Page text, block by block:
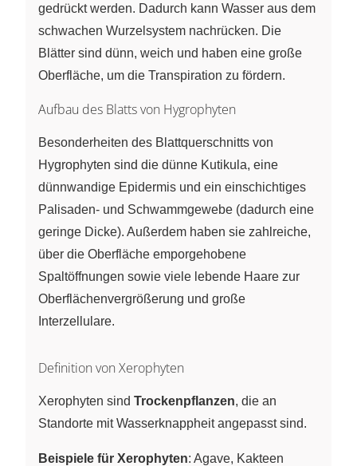
gedrückt werden. Dadurch kann Wasser aus dem
schwachen Wurzelsystem nachrücken. Die
Blätter sind dünn, weich und haben eine große
Oberfläche, um die Transpiration zu fördern.
Aufbau des Blatts von Hygrophyten
Besonderheiten des Blattquerschnitts von
Hygrophyten sind die dünne Kutikula, eine
dünnwandige Epidermis und ein einschichtiges
Palisaden- und Schwammgewebe (dadurch eine
geringe Dicke). Außerdem haben sie zahlreiche,
über die Oberfläche emporgehobene
Spaltöffnungen sowie viele lebende Haare zur
Oberflächenvergrößerung und große
Interzellulare.
Definition von Xerophyten
Xerophyten sind Trockenpflanzen, die an
Standorte mit Wasserknappheit angepasst sind.
Beispiele für Xerophyten: Agave, Kakteen